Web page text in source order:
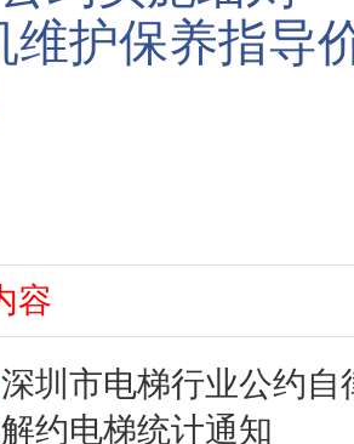
维护保养指导
容
深圳市电梯行业公约
解约电梯统计通知